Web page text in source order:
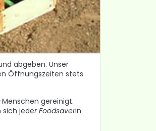
abgeben. Unser
Öffnungszeiten stets
gereinigt.
sich jeder Foodsaverin